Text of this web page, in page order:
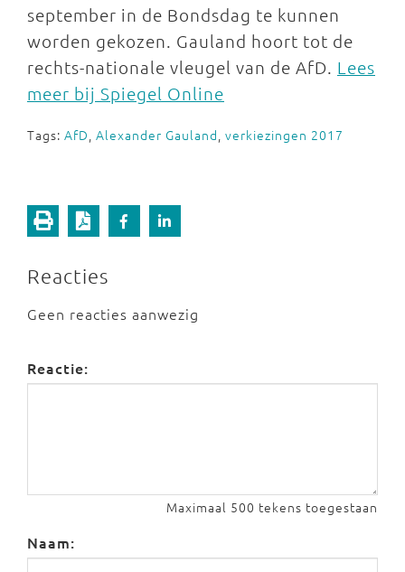
september in de Bondsdag te kunnen
worden gekozen. Gauland hoort tot de
rechts-nationale vleugel van de AfD. Lees
meer bij Spiegel Online
Tags: AfD, Alexander Gauland, verkiezingen 2017
Reacties
Geen reacties aanwezig
Reactie:
Maximaal 500 tekens toegestaan
Naam: